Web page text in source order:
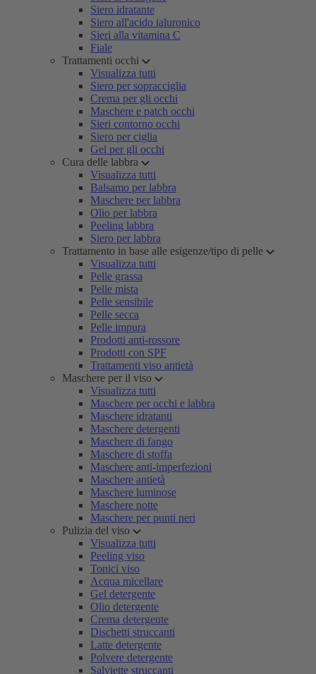
Siero idratante
Siero all'acido ialuronico
Sieri alla vitamina C
Fiale
Trattamenti occhi
Visualizza tutti
Siero per sopracciglia
Crema per gli occhi
Maschere e patch occhi
Sieri contorno occhi
Siero per ciglia
Gel per gli occhi
Cura delle labbra
Visualizza tutti
Balsamo per labbra
Maschere per labbra
Olio per labbra
Peeling labbra
Siero per labbra
Trattamento in base alle esigenze/tipo di pelle
Visualizza tutti
Pelle grassa
Pelle mista
Pelle sensibile
Pelle secca
Pelle impura
Prodotti anti-rossore
Prodotti con SPF
Trattamenti viso antietà
Maschere per il viso
Visualizza tutti
Maschere per occhi e labbra
Maschere idratanti
Maschere detergenti
Maschere di fango
Maschere di stoffa
Maschere anti-imperfezioni
Maschere antietà
Maschere luminose
Maschere notte
Maschere per punti neri
Pulizia del viso
Visualizza tutti
Peeling viso
Tonici viso
Acqua micellare
Gel detergente
Olio detergente
Crema detergente
Dischetti struccanti
Latte detergente
Polvere detergente
Salviette struccanti